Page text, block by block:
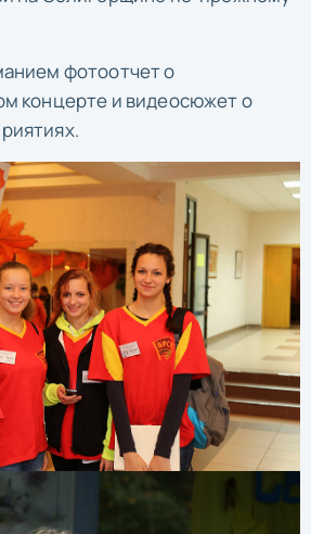
фотоотчет о
концерте и видеосюжет о